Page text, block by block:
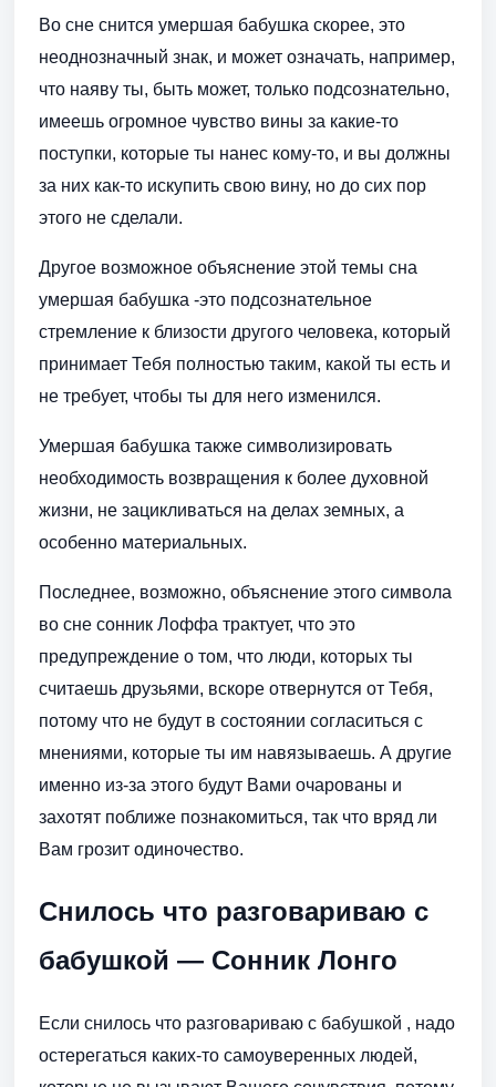
Во сне снится умершая бабушка скорее, это
неоднозначный знак, и может означать, например,
что наяву ты, быть может, только подсознательно,
имеешь огромное чувство вины за какие-то
поступки, которые ты нанес кому-то, и вы должны
за них как-то искупить свою вину, но до сих пор
этого не сделали.
Другое возможное объяснение этой темы сна
умершая бабушка -это подсознательное
стремление к близости другого человека, который
принимает Тебя полностью таким, какой ты есть и
не требует, чтобы ты для него изменился.
Умершая бабушка также символизировать
необходимость возвращения к более духовной
жизни, не зацикливаться на делах земных, а
особенно материальных.
Последнее, возможно, объяснение этого символа
во сне сонник Лоффа трактует, что это
предупреждение о том, что люди, которых ты
считаешь друзьями, вскоре отвернутся от Тебя,
потому что не будут в состоянии согласиться с
мнениями, которые ты им навязываешь. А другие
именно из-за этого будут Вами очарованы и
захотят поближе познакомиться, так что вряд ли
Вам грозит одиночество.
Снилось что разговариваю с
бабушкой — Сонник Лонго
Если снилось что разговариваю с бабушкой , надо
остерегаться каких-то самоуверенных людей,